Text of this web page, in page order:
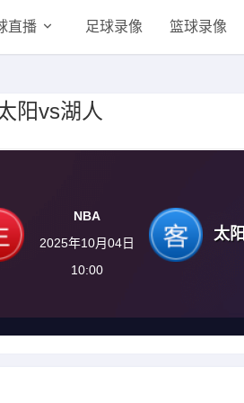
直播 足球录像 篮球录像
阳vs湖人
NBA
2025年10月04日
10:00
太阳